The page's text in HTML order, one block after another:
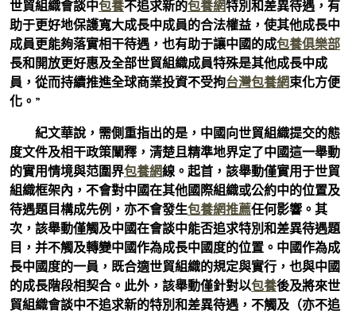
世貿組織會談中包養不追求新的包養網特別和差異待遇，有
助于更好地保護寬大成長中成員的合法權益，使其他成長中
成員更能夠落實相干待遇，也有助于讓中國的成包養俱樂部
長和開放更好惠及全部世貿組織成員特殊是其他成長中成
員，從而持續推進全球商業投資不受拘台灣包養網束化方便
化。”
紀文華說，需側重指出的是，中國向世貿組織提交的態
度文件及相干政策闡釋，清楚且精準地界定了中國這一舉動
的實用情境與范圍界包養網線。起首，該舉動僅實用于世貿
組織框架內，不會對中國在其他國際組織或公約中的位置及
待遇題目構成先例，亦不會發生包養網推薦任何影響。其
次，該舉動僅觸及中國在會談中能否追求特別和差異待遇題
目，并不觸及轉變中國作為成長中國度的位置。中國作為成
長中國度的一員，既合適世貿組織的規定與實行，也與中國
的成長階段相契合。此外，該舉動僅針對以包養後及將來世
貿組織會談中不追求新的特別和差異待遇，不觸及（亦不追